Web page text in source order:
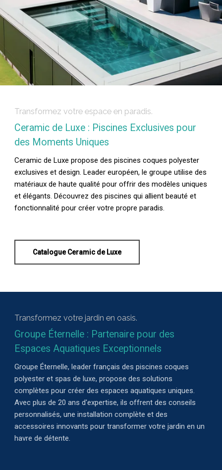
Transformez votre espace en paradis.
Ceramic de Luxe : Piscines Exclusives pour
des Moments Uniques
Ceramic de Luxe propose des piscines coques polyester
exclusives et design. Leader européen, le groupe utilise des
matériaux de haute qualité pour offrir des modèles uniques
et élégants. Découvrez des piscines qui allient beauté et
fonctionnalité pour créer votre propre paradis.
Catalogue Ceramic de Luxe
Transformez votre jardin en oasis.
Groupe Éternelle : Partenaire pour des
Espaces Aquatiques Exceptionnels
Groupe Éternelle, leader français des piscines coques
polyester et spas de luxe, propose des solutions
complètes pour créer des espaces aquatiques uniques.
Avec plus de 20 ans d'expertise, ils offrent des conseils
personnalisés, une installation complète et des
accessoires innovants pour transformer votre jardin en un
havre de détente.